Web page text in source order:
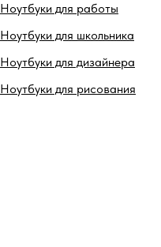
Ноутбуки для работы
Ноутбуки для школьника
Ноутбуки для дизайнера
Ноутбуки для рисования